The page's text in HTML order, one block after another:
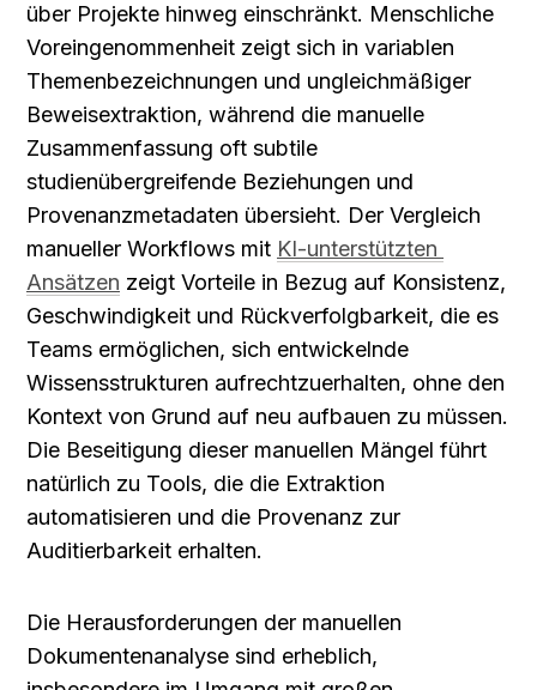
über Projekte hinweg einschränkt. Menschliche
Voreingenommenheit zeigt sich in variablen
Themenbezeichnungen und ungleichmäßiger
Beweisextraktion, während die manuelle
Zusammenfassung oft subtile
studienübergreifende Beziehungen und
Provenanzmetadaten übersieht. Der Vergleich
manueller Workflows mit KI-unterstützten
Ansätzen zeigt Vorteile in Bezug auf Konsistenz,
Geschwindigkeit und Rückverfolgbarkeit, die es
Teams ermöglichen, sich entwickelnde
Wissensstrukturen aufrechtzuerhalten, ohne den
Kontext von Grund auf neu aufbauen zu müssen.
Die Beseitigung dieser manuellen Mängel führt
natürlich zu Tools, die die Extraktion
automatisieren und die Provenanz zur
Auditierbarkeit erhalten.
Die Herausforderungen der manuellen
Dokumentenanalyse sind erheblich,